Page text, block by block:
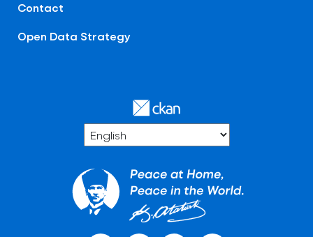
Contact
Open Data Strategy